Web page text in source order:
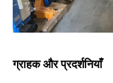
ग्राहक और प्रदर्शनियाँ